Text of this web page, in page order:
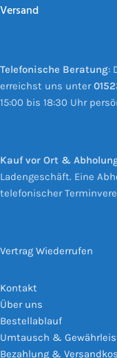
Versand
Telefonische Beratung:
erreichst uns unter
15:00 bis 18:30 Uhr
Kauf vor Ort &
Ladengeschäft. Eine
telefonischer
Vertrag Wiederrufen
Kontakt
Über uns
Bestellablauf
Umtausch &
Bezahlung &